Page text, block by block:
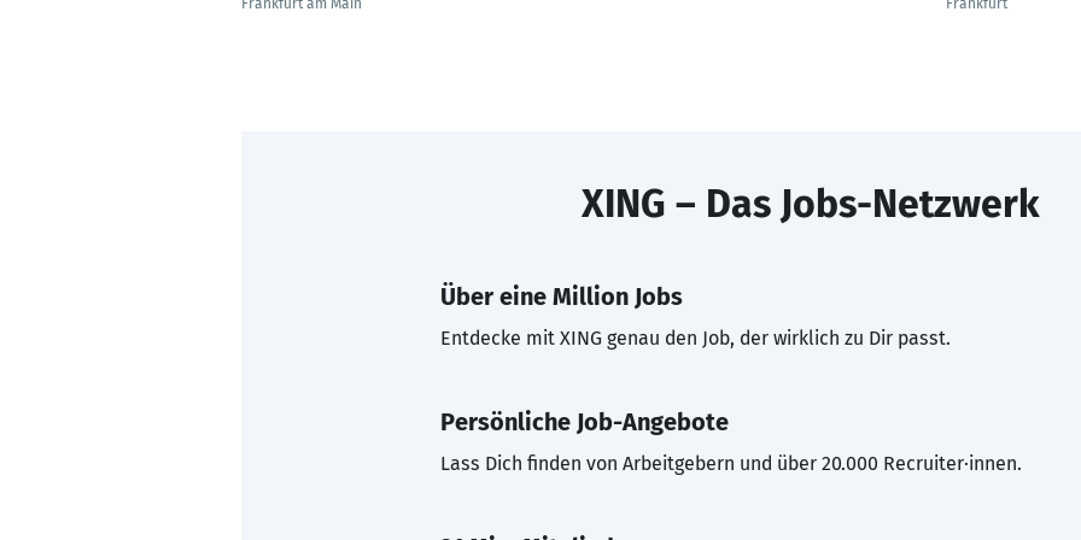
Frankfurt am Main
Frankfurt
XING – Das Jobs-Netzwerk
Über eine Million Jobs
Entdecke mit XING genau den Job, der wirklich zu Dir passt.
Persönliche Job-Angebote
Lass Dich finden von Arbeitgebern und über 20.000 Recruiter·innen.